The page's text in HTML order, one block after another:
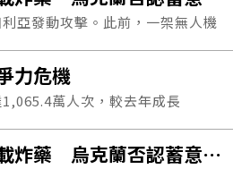
亞發動攻擊。此前，一架無人機
附近爆炸，事發地點鄰近連接土
力危機
萬人次，較去年成長
萬人次，較去年成長僅
人次。若要達成行政院長卓榮泰
保加利亞稱無人機載炸藥 烏克蘭否認蓄意攻擊